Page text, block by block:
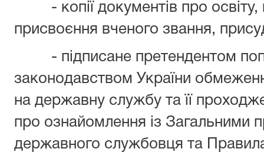
- копії документів про освіту,
присвоєння вченого звання,
- підписане претендентом
законодавством України
на державну службу та її
про ознайомлення із Загальними
державного службовця та